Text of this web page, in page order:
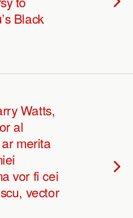
Black
Watts,
al
merita
vor fi cei
vector